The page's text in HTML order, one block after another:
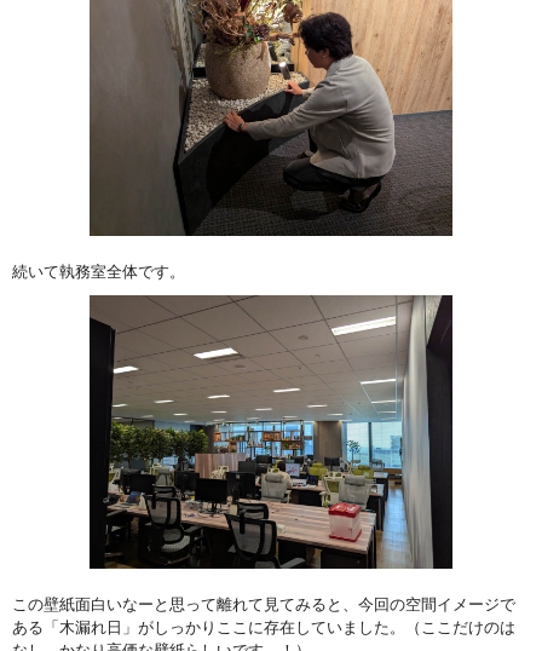
続いて執務室全体です。
この壁紙面白いなーと思って離れて見てみると、今回の空間イメージで
ある「木漏れ日」がしっかりここに存在していました。（ここだけのは